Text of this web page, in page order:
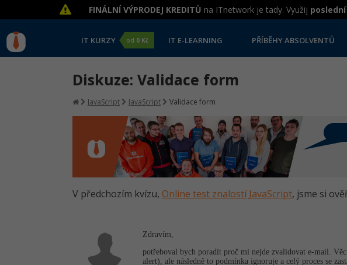
FINÁLNÍ VÝPRODEJ KREDITŮ na ITnetwork je tady. Využij
IT KURZY od 0 Kč IT E-LEARNING PŘÍBĚHY ABSOLVENTŮ
Diskuze: Validace form
JavaScript JavaScript Validace form
V předchozím kvízu, Online test znalostí JavaScript, jsme si
Zdravím,
potřeboval bych poradit proč mi nejde zvalidovat e-mail.
alert), ale následně to podmínka ignoruje a celý proces se